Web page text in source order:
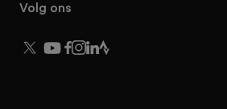
Volg ons